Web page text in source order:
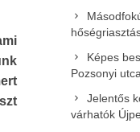
Képes
Pozsonyi
Jelentős
várhatók